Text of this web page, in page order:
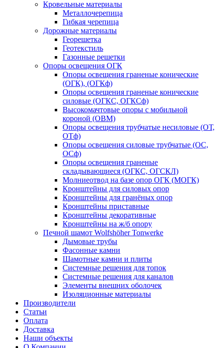
Кровельные материалы
Металлочерепица
Гибкая черепица
Дорожные материалы
Георешетка
Геотекстиль
Газонные решетки
Опоры освещения ОГК
Опоры освещения граненые конические
(ОГК), (ОГКф)
Опоры освещения граненые конические
силовые (ОГКС, ОГКСф)
Высокомачтовые опоры с мобильной
короной (ОВМ)
Опоры освещения трубчатые несиловые (ОТ,
ОТф)
Опоры освещения силовые трубчатые (ОС,
ОСф)
Опоры освещения граненые
складывающиеся (ОГКС, ОГСКЛ)
Молниеотвод на базе опор ОГК (МОГК)
Кронштейны для силовых опор
Кронштейны для гранёных опор
Кронштейны приставные
Кронштейны декоративные
Кронштейны на ж/б опору
Печной шамот Wolfshöher Tonwerke
Дымовые трубы
Фасонные камни
Шамотные камни и плиты
Системные решения для топок
Системные решения для каналов
Элементы внешних оболочек
Изоляционные материалы
Производители
Статьи
Оплата
Доставка
Наши объекты